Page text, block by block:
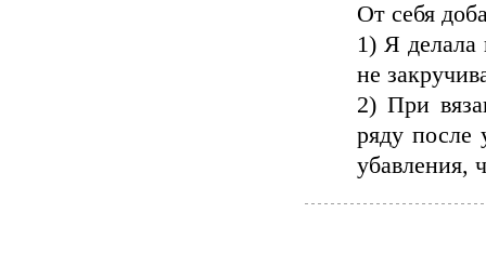
От себя
1) Я делала
не
2) При
ряду после
убавления,